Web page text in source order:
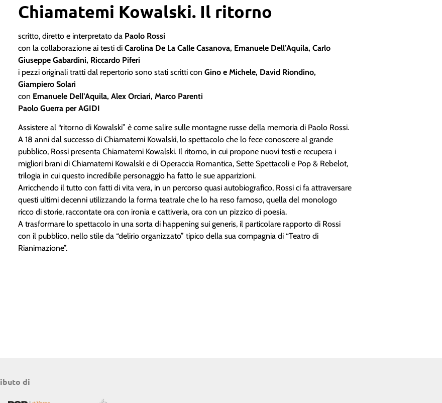
Chiamatemi Kowalski. Il ritorno
scritto, diretto e interpretato da Paolo Rossi
con la collaborazione ai testi diCarolina De La Calle Casanova, Emanuele Dell’Aquila, Carlo
Giuseppe Gabardini, Riccardo Piferi
i pezzi originali tratti dal repertorio sono stati scritti conGino e Michele, David Riondino,
Giampiero Solari
con Emanuele Dell’Aquila, Alex Orciari, Marco Parenti
Paolo Guerra per AGIDI
Assistere al “ritorno di Kowalski” è come salire sulle montagne russe della memoria di Paolo Rossi.
A 18 anni dal successo di Chiamatemi Kowalski, lo spettacolo che lo fece conoscere al grande
pubblico, Rossi presenta Chiamatemi Kowalski. Il ritorno, in cui propone nuovi testi e recupera i
migliori brani di Chiamatemi Kowalski e di Operaccia Romantica, Sette Spettacoli e Pop & Rebelot,
trilogia in cui questo incredibile personaggio ha fatto le sue apparizioni.
Arricchendo il tutto con fatti di vita vera, in un percorso quasi autobiografico, Rossi ci fa attraversare
questi ultimi decenni utilizzando la forma teatrale che lo ha reso famoso, quella del monologo
ricco di storie, raccontate ora con ironia e cattiveria, ora con un pizzico di poesia.
A trasformare lo spettacolo in una sorta di happening sui generis, il particolare rapporto di Rossi
con il pubblico, nello stile da “delirio organizzato” tipico della sua compagnia di “Teatro di
Rianimazione”.
di